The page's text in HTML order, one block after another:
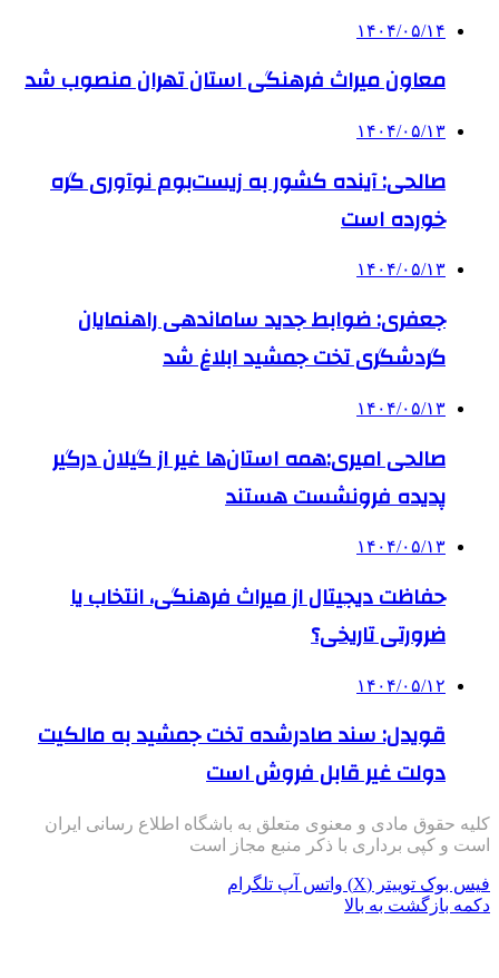
۱۴۰۴/۰۵/۱۴
معاون میراث فرهنگی استان تهران منصوب شد
۱۴۰۴/۰۵/۱۳
صالحی: آینده کشور به زیست‌بوم نوآوری گره
خورده است
۱۴۰۴/۰۵/۱۳
جعفری: ضوابط جدید ساماندهی راهنمایان
گردشگری تخت جمشید ابلاغ شد
۱۴۰۴/۰۵/۱۳
صالحی امیری:همه استان‌ها غیر از گیلان درگیر
پدیده فرونشست هستند
۱۴۰۴/۰۵/۱۳
حفاظت دیجیتال از میراث فرهنگی، انتخاب یا
ضرورتی تاریخی؟
۱۴۰۴/۰۵/۱۲
قویدل: سند صادرشده تخت جمشید به مالکیت
دولت غیر قابل فروش است
کلیه حقوق مادی و معنوی متعلق به باشگاه اطلاع رسانی ایران
است و کپی برداری با ذکر منبع مجاز است
فیس بوک توییتر (X) واتس آپ تلگرام
دکمه بازگشت به بالا